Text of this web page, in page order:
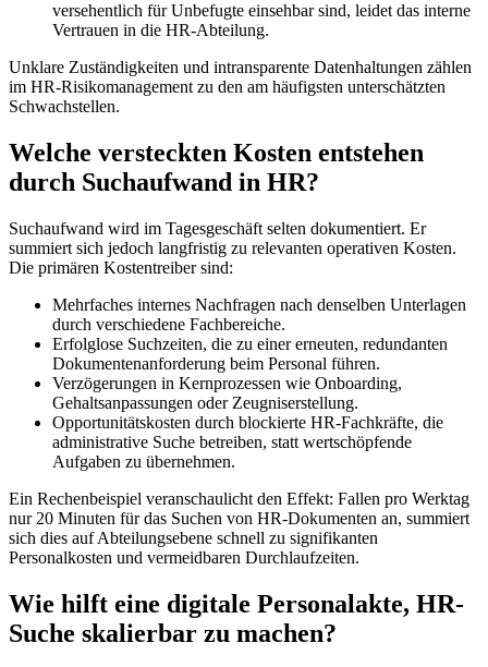
versehentlich für Unbefugte einsehbar sind, leidet das interne
Vertrauen in die HR-Abteilung.
Unklare Zuständigkeiten und intransparente Datenhaltungen zählen
im HR-Risikomanagement zu den am häufigsten unterschätzten
Schwachstellen.
Welche versteckten Kosten entstehen
durch Suchaufwand in HR?
Suchaufwand wird im Tagesgeschäft selten dokumentiert. Er
summiert sich jedoch langfristig zu relevanten operativen Kosten.
Die primären Kostentreiber sind:
Mehrfaches internes Nachfragen nach denselben Unterlagen
durch verschiedene Fachbereiche.
Erfolglose Suchzeiten, die zu einer erneuten, redundanten
Dokumentenanforderung beim Personal führen.
Verzögerungen in Kernprozessen wie Onboarding,
Gehaltsanpassungen oder Zeugniserstellung.
Opportunitätskosten durch blockierte HR-Fachkräfte, die
administrative Suche betreiben, statt wertschöpfende
Aufgaben zu übernehmen.
Ein Rechenbeispiel veranschaulicht den Effekt: Fallen pro Werktag
nur 20 Minuten für das Suchen von HR-Dokumenten an, summiert
sich dies auf Abteilungsebene schnell zu signifikanten
Personalkosten und vermeidbaren Durchlaufzeiten.
Wie hilft eine digitale Personalakte, HR-
Suche skalierbar zu machen?